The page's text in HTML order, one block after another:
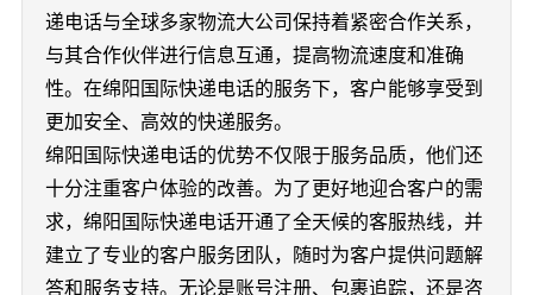
递电话与全球多家物流大公司保持着紧密合作关系，
与其合作伙伴进行信息互通，提高物流速度和准确
性。在绵阳国际快递电话的服务下，客户能够享受到
更加安全、高效的快递服务。
绵阳国际快递电话的优势不仅限于服务品质，他们还
十分注重客户体验的改善。为了更好地迎合客户的需
求，绵阳国际快递电话开通了全天候的客服热线，并
建立了专业的客户服务团队，随时为客户提供问题解
答和服务支持。无论是账号注册、包裹追踪，还是咨